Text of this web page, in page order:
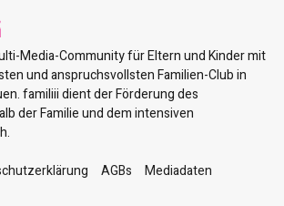
Media-Community für Eltern und Kinder mit
und anspruchsvollsten Familien-Club in
familiii dient der Förderung des
der Familie und dem intensiven
AGBs Mediadaten